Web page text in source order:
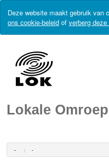
Deze website maakt gebruik van
ons cookie-beleid of verberg
Lokale
- -